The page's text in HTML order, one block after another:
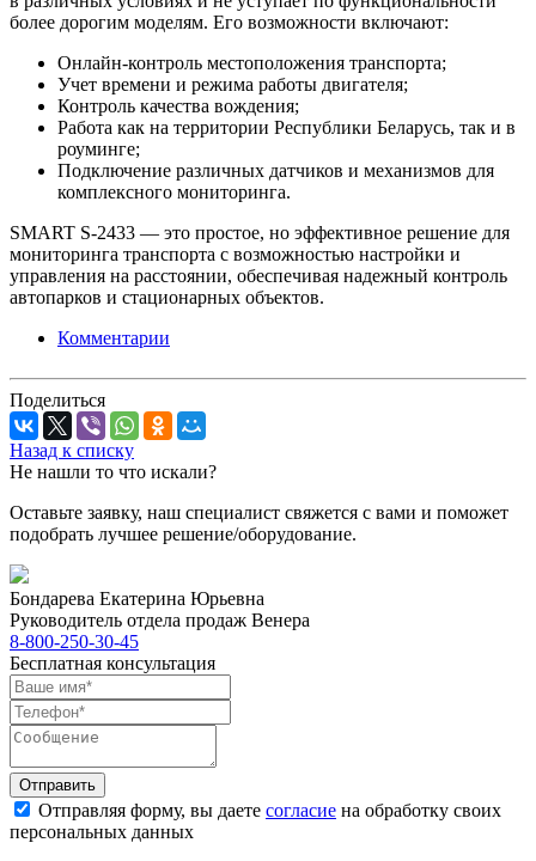
более дорогим моделям. Его возможности включают:
Онлайн-контроль местоположения транспорта;
Учет времени и режима работы двигателя;
Контроль качества вождения;
Работа как на территории Республики Беларусь, так и в
роуминге;
Подключение различных датчиков и механизмов для
комплексного мониторинга.
SMART S-2433 — это простое, но эффективное решение для
мониторинга транспорта с возможностью настройки и
управления на расстоянии, обеспечивая надежный контроль
автопарков и стационарных объектов.
Комментарии
Поделиться
Назад к списку
Не нашли то что искали?
Оставьте заявку, наш специалист свяжется с вами и поможет
подобрать лучшее решение/оборудование.
Бондарева Екатерина Юрьевна
Руководитель отдела продаж Венера
8-800-250-30-45
Бесплатная консультация
Отправить
Отправляя форму, вы даете согласие на обработку своих
персональных данных